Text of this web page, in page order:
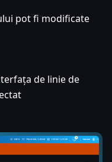
pot fi modificate
de linie de